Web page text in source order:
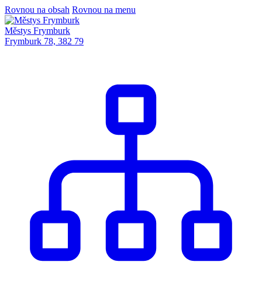
Rovnou na obsah Rovnou na menu
Městys Frymburk
Frymburk 78, 382 79